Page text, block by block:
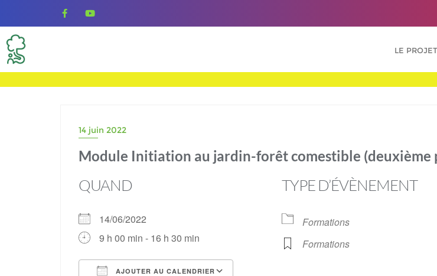
content
LE PROJET
14 juin 2022
Module Initiation au jardin-forêt comestible (deuxième
QUAND
14/06/2022
9 h 00 min - 16 h 30 min
AJOUTER AU CALENDRIER
TYPE D’ÉVÈNEMENT
Formations
Formations